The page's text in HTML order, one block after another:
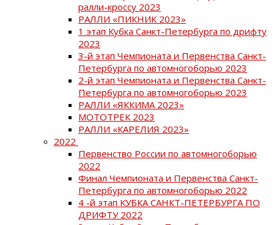
ралли-кроссу 2023
РАЛЛИ «ПИКНИК 2023»
1 этап Кубка Санкт-Петербурга по дрифту
2023
3-й этап Чемпионата и Первенства Санкт-
Петербурга по автомногоборью 2023
2-й этап Чемпионата и Первенства Санкт-
Петербурга по автомногоборью 2023
РАЛЛИ «ЯККИМА 2023»
МОТОТРЕК 2023
РАЛЛИ «КАРЕЛИЯ 2023»
2022
Первенство России по автомногоборью
2022
Финал Чемпионата и Первенства Санкт-
Петербурга по автомногоборью 2022
4 -й этап КУБКА САНКТ-ПЕТЕРБУРГА ПО
ДРИФТУ 2022